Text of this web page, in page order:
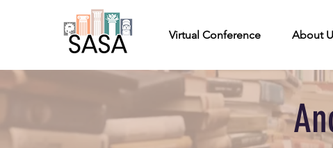
Virtual Conference About